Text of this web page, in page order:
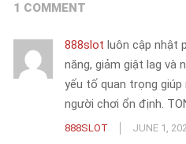
1 COMMENT
888slot luôn cập nhật
năng, giảm giật lag và
yếu tố quan trọng
người chơi ổn định.
888SLOT JUNE 1,